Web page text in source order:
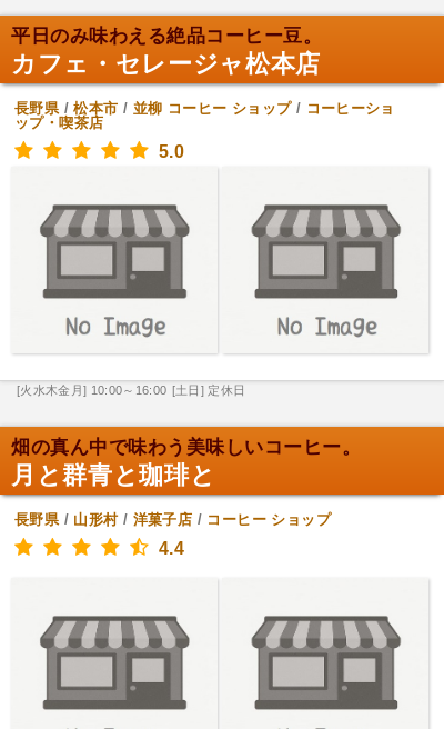
平日のみ味わえる絶品コーヒー豆。
カフェ・セレージャ松本店
長野県/松本市 / 並柳 コーヒー ショップ/ コーヒーショ
ップ・喫茶店
5.0
[火水木金月] 10:00～16:00 [土日] 定休日
畑の真ん中で味わう美味しいコーヒー。
月と群青と珈琲と
長野県/ 山形村/ 洋菓子店 / コーヒー ショップ
4.4